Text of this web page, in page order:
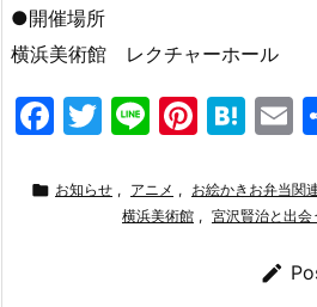
●開催場所
横浜美術館 レクチャーホール
F
c
T
itt
er
Li
e
Pi
er
e
H
e
n
a
E
l
 お知らせ , アニメ , お絵かきお弁当関
横浜美術館 , 宮沢賢治と出
